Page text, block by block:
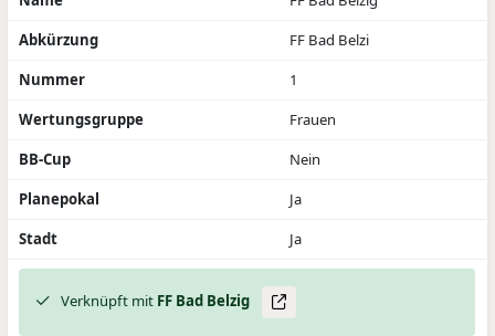
Abkürzung
FF Bad Belzi
Nummer
1
Wertungsgruppe
Frauen
BB-Cup
Nein
Planepokal
Ja
Stadt
Ja
Verknüpft mit FF Bad Belzig